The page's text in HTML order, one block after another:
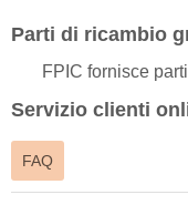
Parti di ricambio
FPIC fornisce parti
Servizio clienti
FAQ